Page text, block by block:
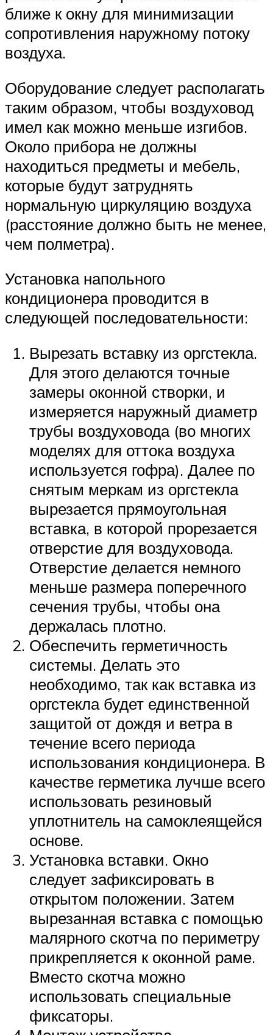
ближе к окну для минимизации
сопротивления наружному потоку
воздуха.
Оборудование следует располагать
таким образом, чтобы воздуховод
имел как можно меньше изгибов.
Около прибора не должны
находиться предметы и мебель,
которые будут затруднять
нормальную циркуляцию воздуха
(расстояние должно быть не менее,
чем полметра).
Установка напольного
кондиционера проводится в
следующей последовательности:
Вырезать вставку из оргстекла.
Для этого делаются точные
замеры оконной створки, и
измеряется наружный диаметр
трубы воздуховода (во многих
моделях для оттока воздуха
используется гофра). Далее по
снятым меркам из оргстекла
вырезается прямоугольная
вставка, в которой прорезается
отверстие для воздуховода.
Отверстие делается немного
меньше размера поперечного
сечения трубы, чтобы она
держалась плотно.
Обеспечить герметичность
системы. Делать это
необходимо, так как вставка из
оргстекла будет единственной
защитой от дождя и ветра в
течение всего периода
использования кондиционера. В
качестве герметика лучше всего
использовать резиновый
уплотнитель на самоклеящейся
основе.
Установка вставки. Окно
следует зафиксировать в
открытом положении. Затем
вырезанная вставка с помощью
малярного скотча по периметру
прикрепляется к оконной раме.
Вместо скотча можно
использовать специальные
фиксаторы.